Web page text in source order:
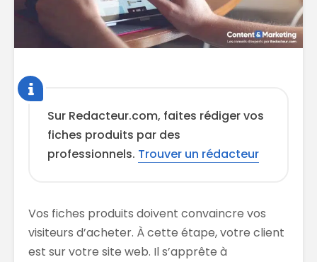
Sur Redacteur.com, faites rédiger vos
fiches produits par des
professionnels. Trouver un rédacteur
Vos fiches produits doivent convaincre vos
visiteurs d’acheter. À cette étape, votre client
est sur votre site web. Il s’apprête à